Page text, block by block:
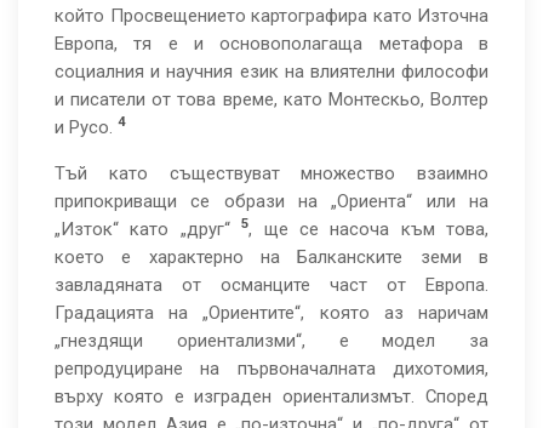
който Просвещението картографира като Източна
Европа, тя е и основополагаща метафора в
социалния и научния език на влиятелни философи
и писатели от това време, като Монтескьо, Волтер
и Русо. 4
Тъй като съществуват множество взаимно
припокриващи се образи на „Ориента“ или на
„Изток“ като „друг“
5, ще се насоча към това,
което е характерно на Балканските земи в
завладяната от османците част от Европа.
Градацията на „Ориентите“, която аз наричам
„гнездящи ориентализми“, е модел за
репродуциране на първоначалната дихотомия,
върху която е изграден ориентализмът. Според